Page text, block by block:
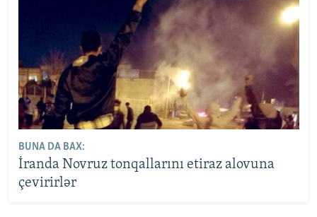
BUNA DA BAX:
İranda Novruz tonqallarını etiraz alovuna
çevirirlər